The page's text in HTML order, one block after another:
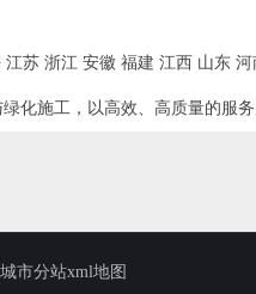
江苏 浙江 安徽 福建 江西 山东 河
化施工，以高效、高质量的服务
城市分站xml地图